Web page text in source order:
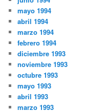
mayo 1994
abril 1994
marzo 1994
febrero 1994
diciembre 1993
noviembre 1993
octubre 1993
mayo 1993
abril 1993
marzo 1993